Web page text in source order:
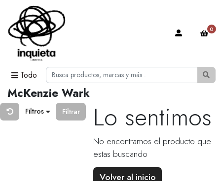
Todo
0
McKenzie Wark
Filtros Filtrar Lo sentimos
No encontramos el producto que
estas buscando
Volver al inicio